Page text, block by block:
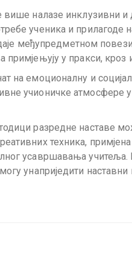
више налазе инклузивни
ученика и прилагоде
међупредметном
примјењују у пракси,
на емоционалну и
учионичке атмосфере у
разредне наставе
техника,
усавршавања
унаприједити